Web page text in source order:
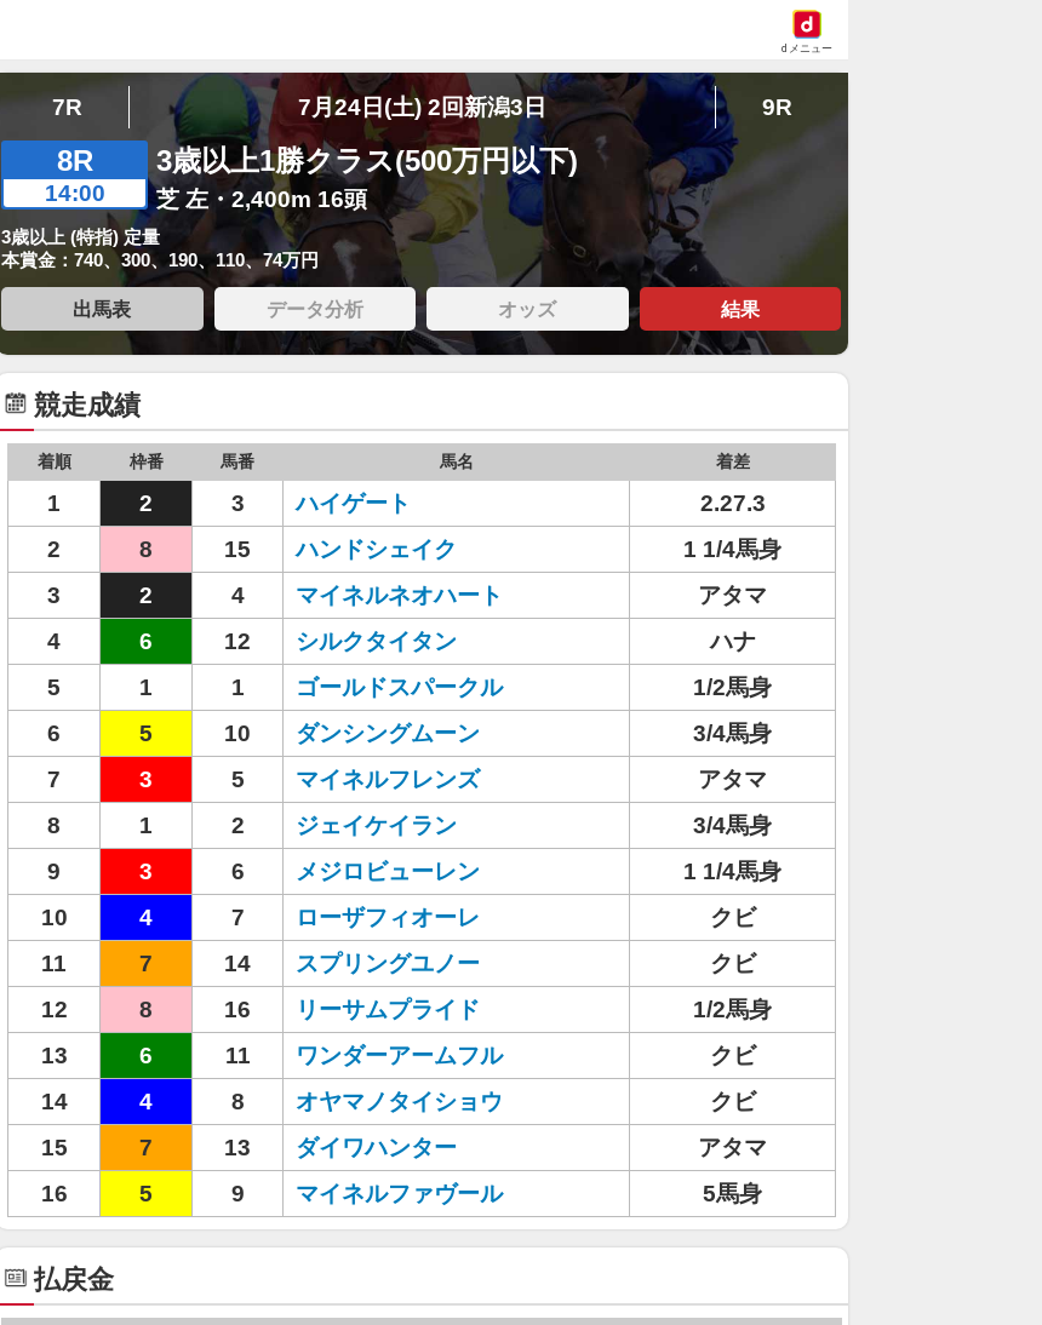
dメニュー
7R 7月24日(土) 2回新潟3日 9R
8R
14:00
3歳以上1勝クラス(500万円以下)
芝 左・2,400m 16頭
3歳以上 (特指) 定量
本賞金：740、300、190、110、74万円
出馬表 データ分析 オッズ 結果
競走成績
着順 枠番 馬番 馬名 着差
1 2 3 ハイゲート
2.27.3
2
8 15 ハンドシェイク
1 1/4馬身
3
2 4 マイネルネオハート
アタマ
4
6 12 シルクタイタン
ハナ
5
1 1 ゴールドスパークル
1/2馬身
6
5 10 ダンシングムーン
3/4馬身
7
3 5 マイネルフレンズ
アタマ
8
1 2 ジェイケイラン
3/4馬身
9
3 6 メジロビューレン
1 1/4馬身
10
4 7 ローザフィオーレ
クビ
11
7 14 スプリングユノー
クビ
12
8 16 リーサムプライド
1/2馬身
13
6 11 ワンダーアームフル
クビ
14
4 8 オヤマノタイショウ
クビ
15
7 13 ダイワハンター
アタマ
16
5 9 マイネルファヴール 5馬身
払戻金